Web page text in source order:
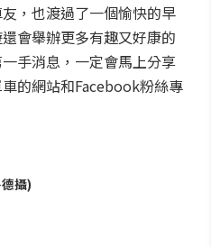
，也渡過了一個愉快的早
會舉辦更多有趣又好康的
手消息，一定會馬上分享
的網站和Facebook粉絲專
攝)